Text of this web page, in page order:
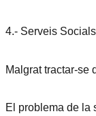
4.- Serveis Socials
Malgrat tractar-se
El problema de la